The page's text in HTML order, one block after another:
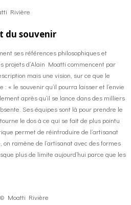
Rivière
du souvenir
ses références philosophiques et
projets d’Alain Moatti commencent par
mais une vision, sur ce que le
« le souvenir qu’il pourra laisser et l’envie
après qu’il se lance dans des milliers
Ses équipes sont là pour prendre le
le dos à ce qui se fait de plus pointu
permet de réintroduire de l’artisanat
ramène de l’artisanat avec des formes
plus de limite aujourd’hui parce que les
Moatti Rivière